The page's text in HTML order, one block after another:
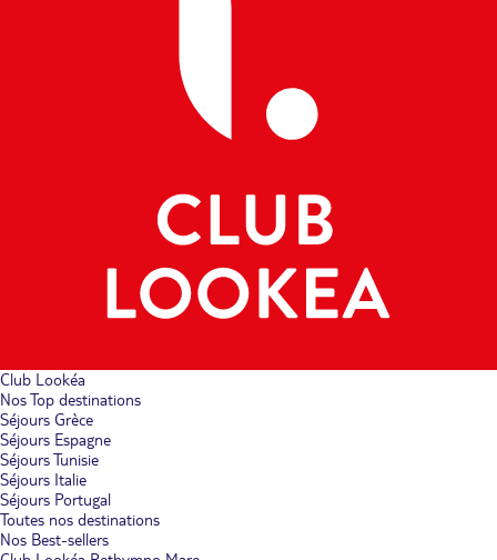
Club Lookéa
Nos Top destinations
Séjours Grèce
Séjours Espagne
Séjours Tunisie
Séjours Italie
Séjours Portugal
Toutes nos destinations
Nos Best-sellers